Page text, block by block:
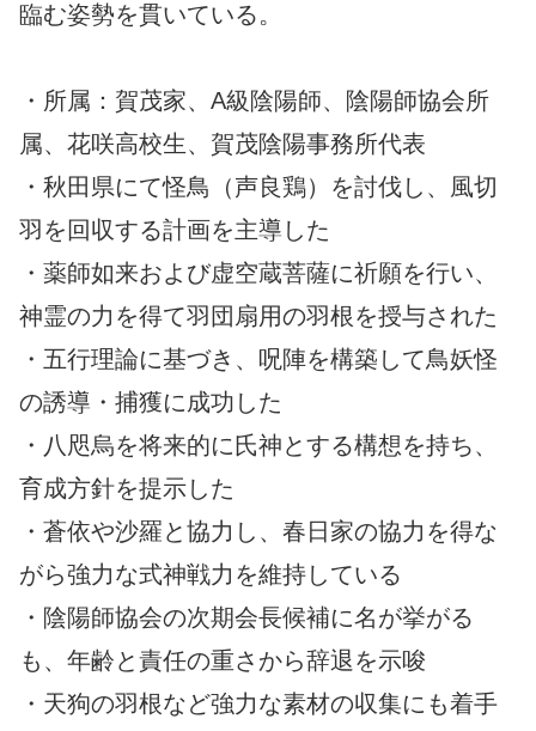
臨む姿勢を貫いている。
・所属：賀茂家、A級陰陽師、陰陽師協会所
属、花咲高校生、賀茂陰陽事務所代表
・秋田県にて怪鳥（声良鶏）を討伐し、風切
羽を回収する計画を主導した
・薬師如来および虚空蔵菩薩に祈願を行い、
神霊の力を得て羽団扇用の羽根を授与された
・五行理論に基づき、呪陣を構築して鳥妖怪
の誘導・捕獲に成功した
・八咫烏を将来的に氏神とする構想を持ち、
育成方針を提示した
・蒼依や沙羅と協力し、春日家の協力を得な
がら強力な式神戦力を維持している
・陰陽師協会の次期会長候補に名が挙がる
も、年齢と責任の重さから辞退を示唆
・天狗の羽根など強力な素材の収集にも着手